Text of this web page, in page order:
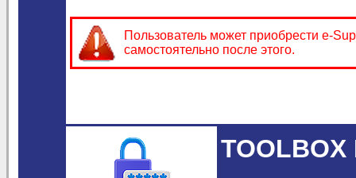
Пользователь может приобрести e-
самостоятельно после этого.
TOOLBOX